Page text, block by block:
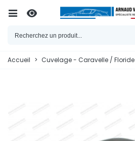
Accueil > Cuvelage - Caravelle / Floride